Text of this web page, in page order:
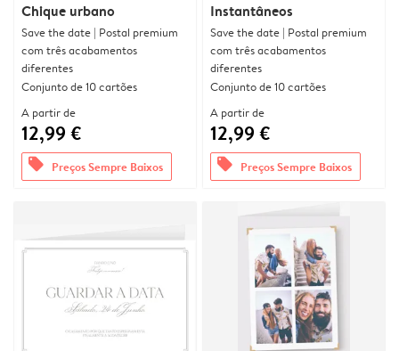
Chique urbano
Save the date | Postal premium
com três acabamentos
diferentes
Conjunto de 10 cartões
A partir de
12,99 €
offers Preços Sempre Baixos
Instantâneos
Save the date | Postal premium
com três acabamentos
diferentes
Conjunto de 10 cartões
A partir de
12,99 €
offers Preços Sempre Baixos